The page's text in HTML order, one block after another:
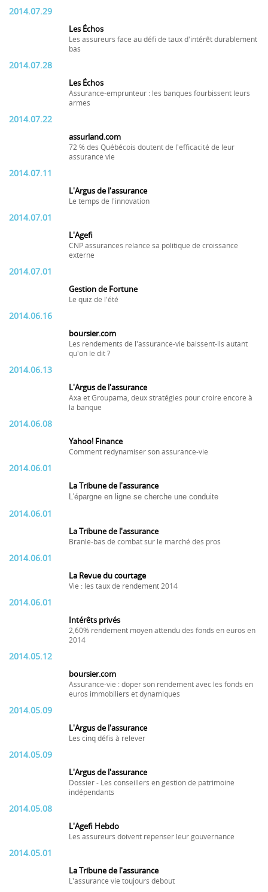
2014.07.29
Les Échos
Les assureurs face au défi de taux d'intérêt durablement
bas
2014.07.28
Les Échos
Assurance-emprunteur : les banques fourbissent leurs
armes
2014.07.22
assurland.com
72 % des Québécois doutent de l'efficacité de leur
assurance vie
2014.07.11
L'Argus de l'assurance
Le temps de l'innovation
2014.07.01
L'Agefi
CNP assurances relance sa politique de croissance
externe
2014.07.01
Gestion de Fortune
Le quiz de l'été
2014.06.16
boursier.com
Les rendements de l'assurance-vie baissent-ils autant
qu'on le dit ?
2014.06.13
L'Argus de l'assurance
Axa et Groupama, deux stratégies pour croire encore à
la banque
2014.06.08
Yahoo! Finance
Comment redynamiser son assurance-vie
2014.06.01
La Tribune de l'assurance
L'épargne en ligne se cherche une conduite
2014.06.01
La Tribune de l'assurance
Branle-bas de combat sur le marché des pros
2014.06.01
La Revue du courtage
Vie : les taux de rendement 2014
2014.06.01
Intérêts privés
2,60% rendement moyen attendu des fonds en euros en
2014
2014.05.12
boursier.com
Assurance-vie : doper son rendement avec les fonds en
euros immobiliers et dynamiques
2014.05.09
L'Argus de l'assurance
Les cinq défis à relever
2014.05.09
L'Argus de l'assurance
Dossier - Les conseillers en gestion de patrimoine
indépendants
2014.05.08
L'Agefi Hebdo
Les assureurs doivent repenser leur gouvernance
2014.05.01
La Tribune de l'assurance
L'assurance vie toujours debout